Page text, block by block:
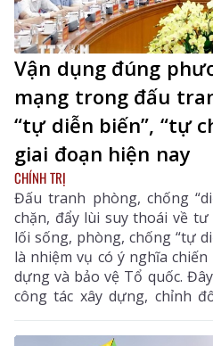
Vận dụng đúng
mạng trong đấu
“tự diễn biến”, “tự
giai đoạn hiện nay
CHÍNH TRỊ
Đấu tranh phòng, chống
chặn, đẩy lùi suy thoái về
lối sống, phòng, chống “tự
là nhiệm vụ có ý nghĩa
dựng và bảo vệ Tổ quốc.
công tác xây dựng, chỉnh
nhiệm của mỗi cán bộ,
nước.